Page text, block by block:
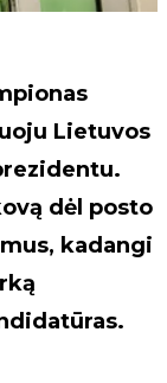
Lietuvos
dėl posto
kadangi